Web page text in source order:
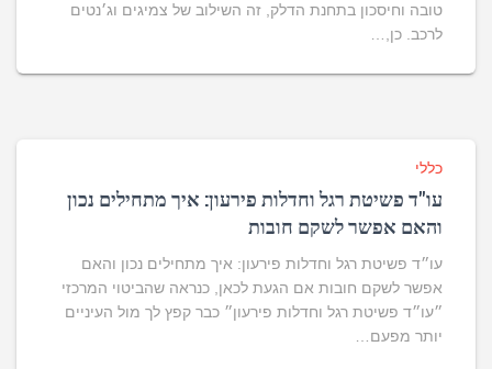
טובה וחיסכון בתחנת הדלק, זה השילוב של צמיגים וג׳נטים
לרכב. כן,…
כללי
עו"ד פשיטת רגל וחדלות פירעון: איך מתחילים נכון
והאם אפשר לשקם חובות
עו״ד פשיטת רגל וחדלות פירעון: איך מתחילים נכון והאם
אפשר לשקם חובות אם הגעת לכאן, כנראה שהביטוי המרכזי
״עו״ד פשיטת רגל וחדלות פירעון״ כבר קפץ לך מול העיניים
יותר מפעם…